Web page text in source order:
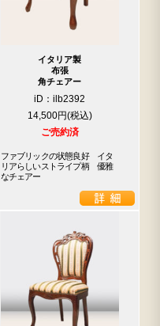
イタリア製
布張
角チェアー
iD：ilb2392
14,500円
ご売約済
ファブリックの状態良好　イタ
リアらしいストライプ柄　優雅
なチェアー